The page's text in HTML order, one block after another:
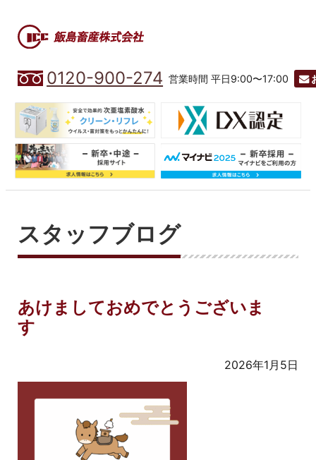
0120-900-274 営業時間 平日9:00〜17:00
スタッフブログ
あけましておめでとうございま
す
2026年1月5日